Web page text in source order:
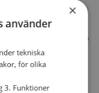
2023 KL
×
använder
tekniska
för olika
3. Funktioner